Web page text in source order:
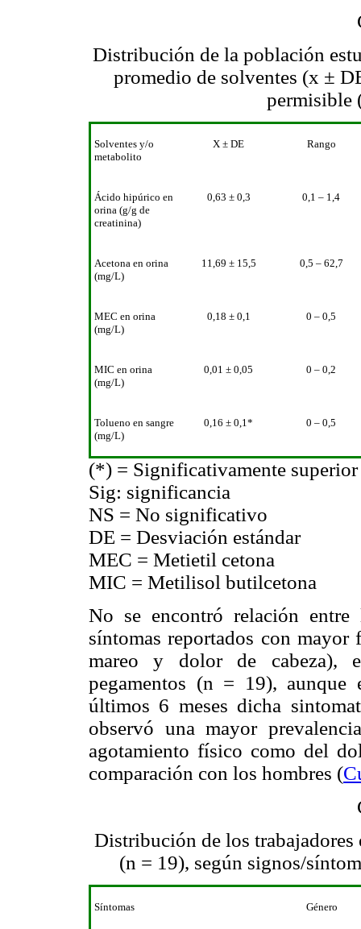
Distribución de la población
promedio de solventes (x ±
permisible
Solventes y/o
metabolito
X ± DE Rango
Ácido hipúrico en
orina (g/g de
creatinina)
0,63 ± 0,3 0,1 – 1,4
Acetona en orina
(mg/L)
11,69 ± 15,5 0,5 – 62,7
MEC en orina
(mg/L)
0,18 ± 0,1 0 – 0,5
MIC en orina
(mg/L)
0,01 ± 0,05 0 – 0,2
Tolueno en sangre
(mg/L)
0,16 ± 0,1* 0 – 0,5
(*) = Significativamente
Sig: significancia
NS = No significativo
DE = Desviación estándar
MEC = Metietil cetona
MIC = Metilisol butilcetona
No se encontró relación
síntomas reportados con mayor
mareo y dolor de cabeza),
pegamentos (n = 19), aunque
últimos 6 meses dicha
observó una mayor
agotamiento físico como del
comparación con los hombres (
Distribución de los trabajadores
(n = 19), según signos/
Síntomas Género